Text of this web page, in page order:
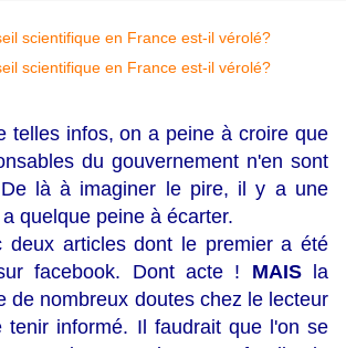
telles infos, on a peine à croire que
du gouvernement n'en sont
là à imaginer le pire, il y a une
quelque peine à écarter.
deux articles dont le premier a été
facebook. Dont acte ! MAISla
de nombreux doutes chez le lecteur
tenir informé. Il faudrait que l'on se